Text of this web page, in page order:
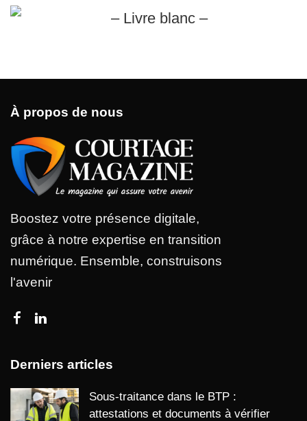
À propos de nous
Boostez votre présence digitale,
grâce à notre expertise en transition
numérique. Ensemble, construisons
l'avenir
Derniers articles
Sous-traitance dans le BTP :
attestations et documents à vérifier